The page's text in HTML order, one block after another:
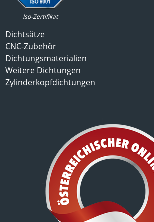
Iso-Zertifikat
Dichtsätze
CNC-Zubehör
Dichtungsmaterialien
Weitere Dichtungen
Zylinderkopfdichtungen